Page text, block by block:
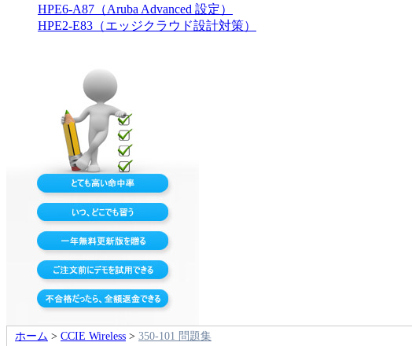
HPE6-A87（Aruba Advanced 設定）
HPE2-E83（エッジクラウド設計対策）
ホーム > CCIE Wireless > 350-101 問題集